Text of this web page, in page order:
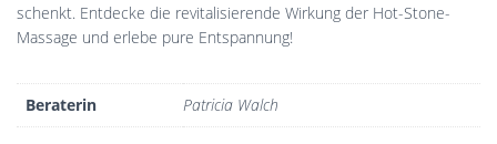
schenkt. Entdecke die revitalisierende Wirkung der Hot-Stone-
Massage und erlebe pure Entspannung!
Beraterin Patricia Walch